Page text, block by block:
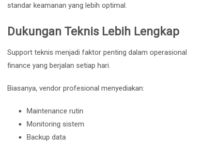
standar keamanan yang lebih optimal.
Dukungan Teknis Lebih Lengkap
Support teknis menjadi faktor penting dalam operasional
finance yang berjalan setiap hari.
Biasanya, vendor profesional menyediakan:
Maintenance rutin
Monitoring sistem
Backup data